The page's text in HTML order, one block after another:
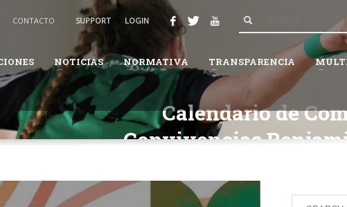
para confirmar tu solicitud. Espera a que la
adicional para completar tus datos.
CONTACTO SUPPORT LOGIN
NOTICIAS NORMATIVA TRANSPARENCIA
Calendario de
Convivencias